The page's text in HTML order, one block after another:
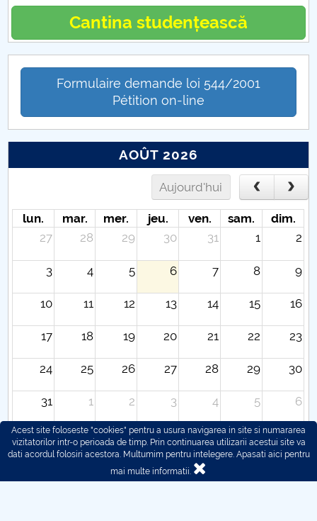
Cantina studențească
Formulaire demande loi 544/2001
Pétition on-line
AOÛT 2026
Aujourd'hui
lun. mar. mer. jeu. ven. sam.
dim.
27
28 29 30 31 1 2
3 4 5 6 7 8 9
10 11 12 13 14 15 16
17 18 19 20 21 22 23
24 25 26 27 28 29 30
31 1 2 3 4 5 6
Acest site foloseste "cookies" pentru a usura navigarea in site si numararea
vizitatorilor intr-o perioada de timp. Prin continuarea utilizarii acestui site va
dati acordul folosiri acestora. Multumim pentru intelegere. Apasati aici pentru
mai multe informatii.